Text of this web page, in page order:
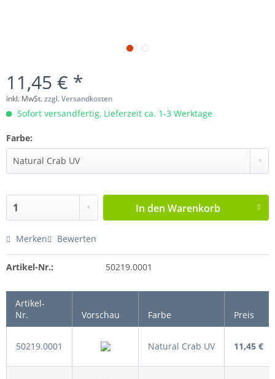
11,45 € *
inkl. MwSt.zzgl. Versandkosten
Sofort versandfertig, Lieferzeit ca. 1-3 Werktage
Farbe:
In den Warenkorb
Merken Bewerten
Artikel-Nr.: 50219.0001
Artikel-
Nr.
Vorschau Farbe Preis
50219.0001 Natural Crab UV 11,45 €